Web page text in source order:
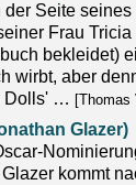
der Seite
Frau
bekleidet)
wirbt, aber
Dolls' … [Thomas
Glazer)
kommt